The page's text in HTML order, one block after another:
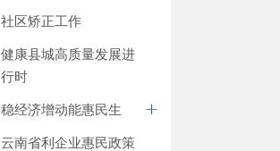
社区矫正工作
健康县城高质量发展进
行时
稳经济增动能惠民生
云南省利企业惠民政策